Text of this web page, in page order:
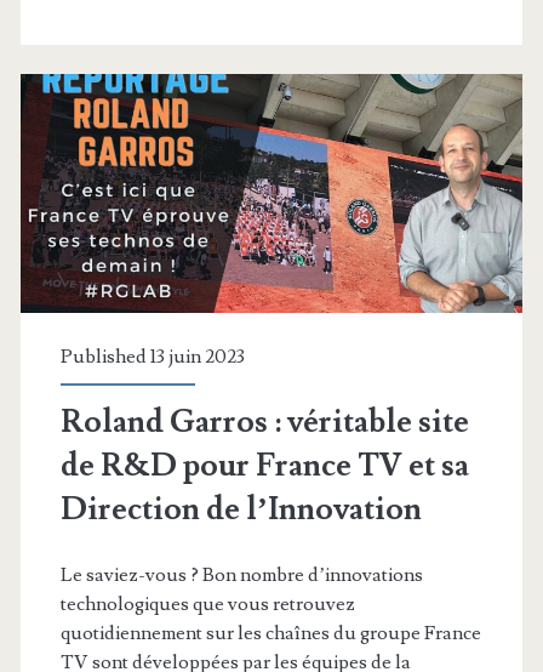
révolutionnaire
Published 13 juin 2023
Roland Garros : véritable site
de R&D pour France TV et sa
Direction de l’Innovation
Le saviez-vous ? Bon nombre d’innovations
technologiques que vous retrouvez
quotidiennement sur les chaînes du groupe France
TV sont développées par les équipes de la